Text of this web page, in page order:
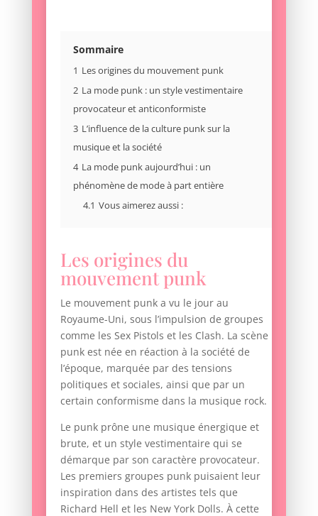
Sommaire
1 Les origines du mouvement punk
2 La mode punk : un style vestimentaire
provocateur et anticonformiste
3 L’influence de la culture punk sur la
musique et la société
4 La mode punk aujourd’hui : un
phénomène de mode à part entière
4.1 Vous aimerez aussi :
Les origines du
mouvement punk
Le mouvement punk a vu le jour au
Royaume-Uni, sous l’impulsion de groupes
comme les Sex Pistols et les Clash. La scène
punk est née en réaction à la société de
l’époque, marquée par des tensions
politiques et sociales, ainsi que par un
certain conformisme dans la musique rock.
Le punk prône une musique énergique et
brute, et un style vestimentaire qui se
démarque par son caractère provocateur.
Les premiers groupes punk puisaient leur
inspiration dans des artistes tels que
Richard Hell et les New York Dolls. À cette